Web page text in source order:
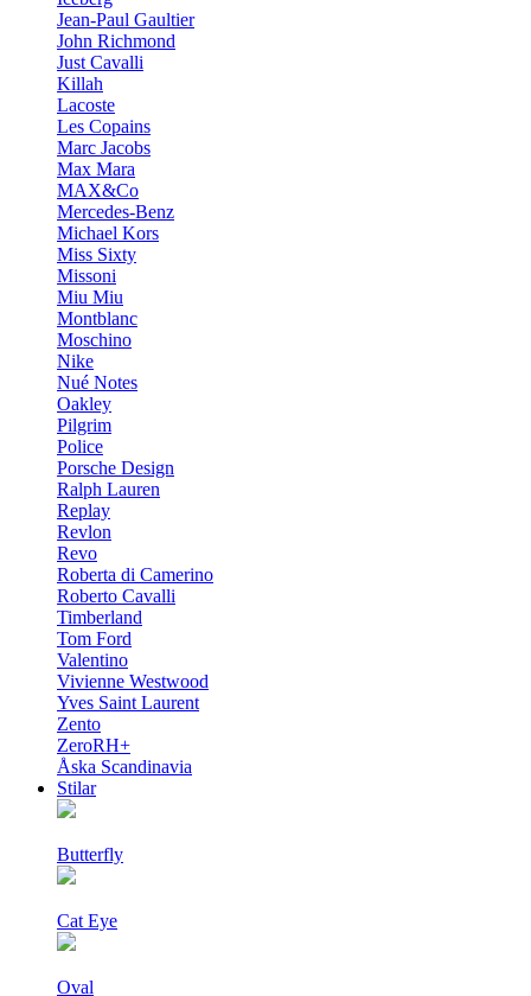
Jean-Paul Gaultier
John Richmond
Just Cavalli
Killah
Lacoste
Les Copains
Marc Jacobs
Max Mara
MAX&Co
Mercedes-Benz
Michael Kors
Miss Sixty
Missoni
Miu Miu
Montblanc
Moschino
Nike
Nué Notes
Oakley
Pilgrim
Police
Porsche Design
Ralph Lauren
Replay
Revlon
Revo
Roberta di Camerino
Roberto Cavalli
Timberland
Tom Ford
Valentino
Vivienne Westwood
Yves Saint Laurent
Zento
ZeroRH+
Åska Scandinavia
Stilar
Butterfly
Cat Eye
Oval